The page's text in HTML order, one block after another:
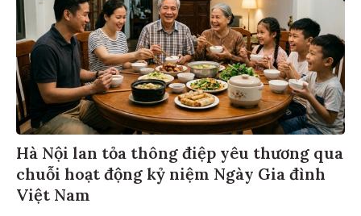
Hà Nội lan tỏa thông điệp yêu thương qua
chuỗi hoạt động kỷ niệm Ngày Gia đình
Việt Nam